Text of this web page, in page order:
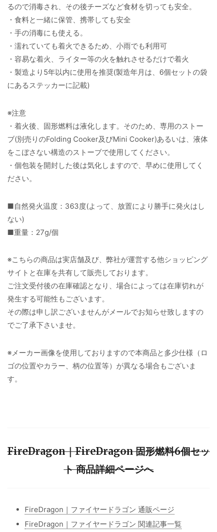
るので消毒され、その後チーズなど食材を切っても安全。
・食料と一緒に保管、携帯しても安全
・手の消毒にも使える。
・濡れていても着火できるため、小雨でも利用可
・容易な着火、ライター等の火を触れさせるだけで着火
・製造より5年以内に使用を推奨(製造年月は、6個セットの袋
にあるステッカーに記載)
※注意
・着火後、固形燃料は液化します。そのため、専用のストー
ブ(別売りのFolding Cooker及びMini Cooker)あるいは、液体
をこぼさない構造のストーブで使用してください。
・個包装を開封した後は気化しますので、早めに使用してく
ださい。
■自然発火温度：363度(よって、放置により勝手に発火はし
ない)
■重量：27g/個
※こちらの商品は実店舗及び、弊社が運営する他ショッピング
サイトと在庫を共有して販売しております。
ご注文受付後の在庫確認となり、場合によっては在庫切れが
発生する可能性もございます。
その際は申し訳ございませんがメールでお知らせ致しますの
でご了承下さいませ。
※メーカー画像を使用しておりますので本商品と多少仕様（ロ
ゴの位置やカラー、柄の位置等）が異なる場合もございま
す。
FireDragon｜FireDragon 固形燃料6個セッ
ト 商品詳細ページへ
FireDragon｜ファイヤードラゴン 通販ページ
FireDragon｜ファイヤードラゴン 関連記事一覧